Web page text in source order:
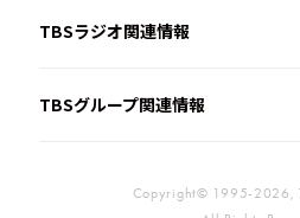
TBSラジオ関連情報
TBSグループ関連情報
Copyright© 1995-2026,